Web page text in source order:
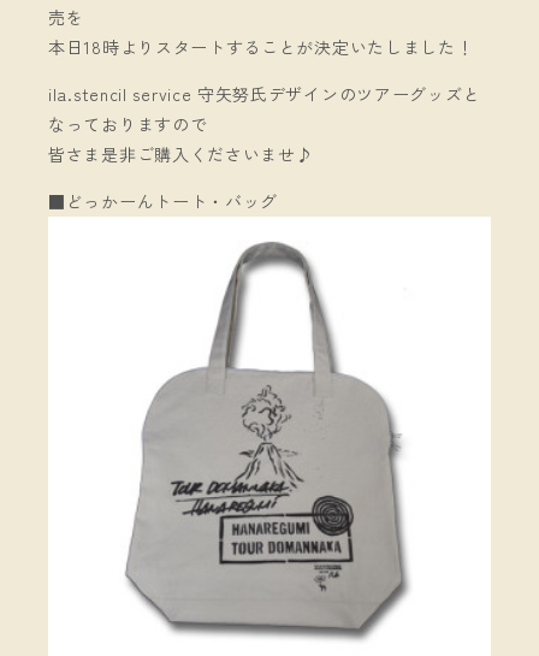
売を
本日18時よりスタートすることが決定いたしました！
ila.stencil service 守矢努氏デザインのツアーグッズと
なっておりますので
皆さま是非ご購入くださいませ♪
■どっかーんトート・バッグ